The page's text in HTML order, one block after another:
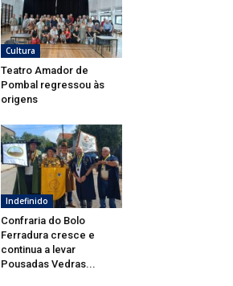
Cultura
Teatro Amador de
Pombal regressou às
origens
Indefinido
Confraria do Bolo
Ferradura cresce e
continua a levar
Pousadas Vedras...